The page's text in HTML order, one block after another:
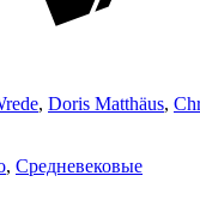
, Doris Matthäus,
, Средневековые